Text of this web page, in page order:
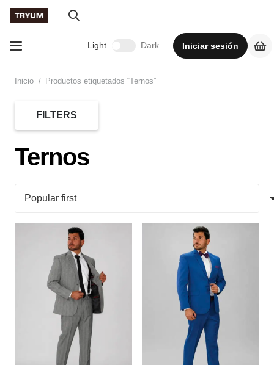
Light Dark Iniciar sesión
Inicio / Productos etiquetados “Ternos”
Ternos
FILTERS